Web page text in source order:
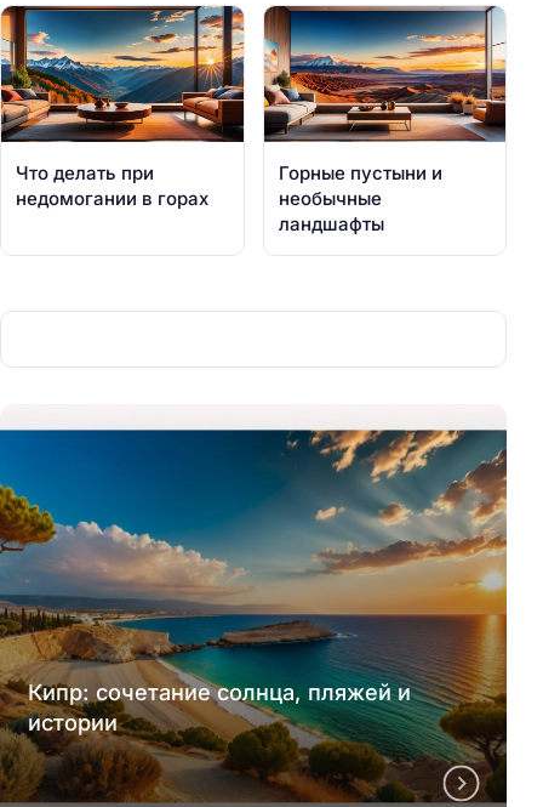
Что делать при
недомогании в горах
Горные пустыни и
необычные
ландшафты
Кипр: сочетание солнца, пляжей и
истории